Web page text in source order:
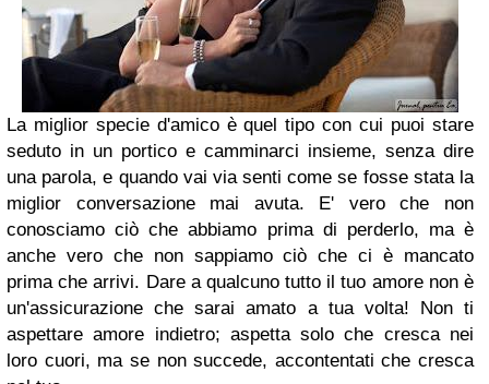
La miglior specie d'amico è quel tipo con cui puoi stare
seduto in un portico e camminarci insieme, senza dire
una parola, e quando vai via senti come se fosse stata la
miglior conversazione mai avuta.
E' vero che non
conosciamo ciò che abbiamo prima di perderlo, ma è
anche vero che non sappiamo ciò che ci è mancato
prima che arrivi. Dare a qualcuno tutto il tuo amore non è
un'assicurazione che sarai amato a tua volta! Non ti
aspettare amore indietro; aspetta solo che cresca nei
loro cuori, ma se non succede, accontentati che cresca